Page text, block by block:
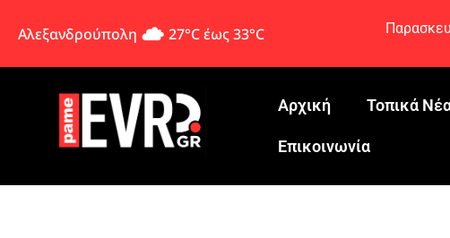
Αλεξανδρούπολη 27°C έως 33°C
Αρχική Τοπικά
Eπικοινωνία